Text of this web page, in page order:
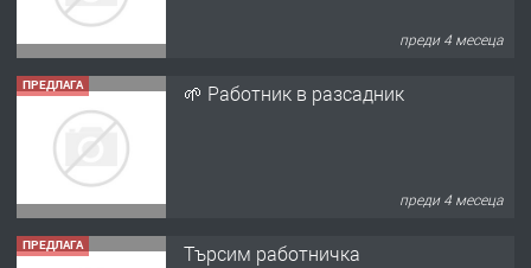
преди 4 месеца
ПРЕДЛАГА 🌱 Работник в разсадник
преди 4 месеца
ПРЕДЛАГА Търсим работничка